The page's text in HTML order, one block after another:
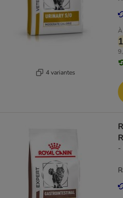
4 variantes
-